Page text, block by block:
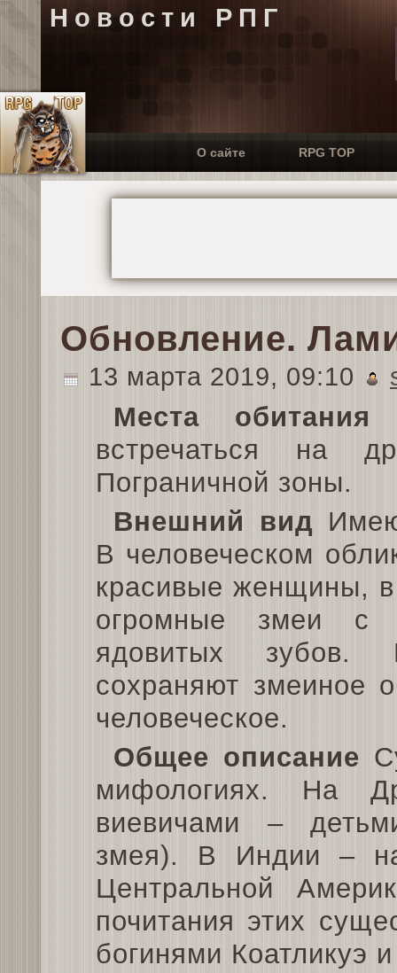
Новости РПГ
О сайте RPG TOP
Обновление.
13 марта 2019, 09:10
Места обитания
встречаться на
Пограничной зоны.
Внешний вид
В человеческом
красивые женщины,
огромные змеи с
ядовитых зубов.
сохраняют змеиное
человеческое.
Общее описание
мифологиях. На
виевичами –
змея). В Индии –
Центральной
почитания этих
богинями Коатликуэ